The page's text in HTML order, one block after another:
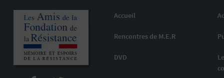
Accueil
Rencontres de M.E.R
DVD